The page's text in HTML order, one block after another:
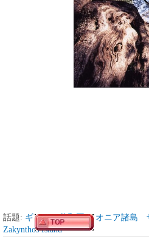
話題: ギリシャ共和国 イオニア諸島
Zakynthos Island